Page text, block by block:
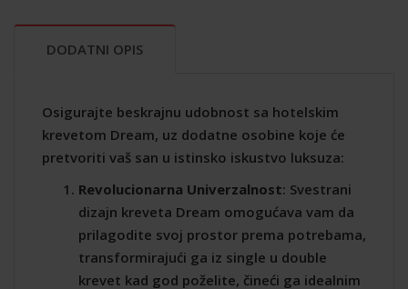
DODATNI OPIS
Osigurajte beskrajnu udobnost sa hotelskim
krevetom Dream, uz dodatne osobine koje će
pretvoriti vaš san u istinsko iskustvo luksuza:
Revolucionarna Univerzalnost: Svestrani
dizajn kreveta Dream omogućava vam da
prilagodite svoj prostor prema potrebama,
transformirajući ga iz single u double
krevet kad god poželite, čineći ga idealnim